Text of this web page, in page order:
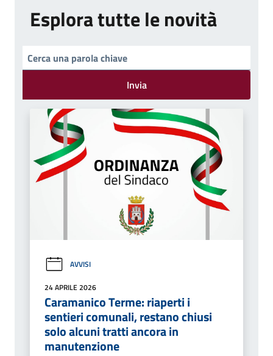
Esplora tutte le novità
Invia
AVVISI
24 APRILE 2026
Caramanico Terme: riaperti i
sentieri comunali, restano chiusi
solo alcuni tratti ancora in
manutenzione